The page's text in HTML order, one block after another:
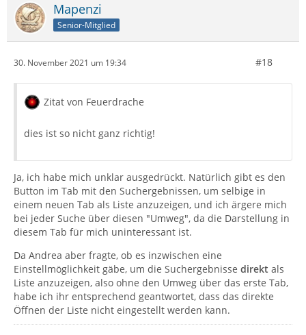
Mapenzi
Senior-Mitglied
30. November 2021 um 19:34 #18
Zitat von Feuerdrache
dies ist so nicht ganz richtig!
Ja, ich habe mich unklar ausgedrückt. Natürlich gibt es den
Button im Tab mit den Suchergebnissen, um selbige in
einem neuen Tab als Liste anzuzeigen, und ich ärgere mich
bei jeder Suche über diesen "Umweg", da die Darstellung in
diesem Tab für mich uninteressant ist.
Da Andrea aber fragte, ob es inzwischen eine
Einstellmöglichkeit gäbe, um die Suchergebnisse direkt als
Liste anzuzeigen, also ohne den Umweg über das erste Tab,
habe ich ihr entsprechend geantwortet, dass das direkte
Öffnen der Liste nicht eingestellt werden kann.